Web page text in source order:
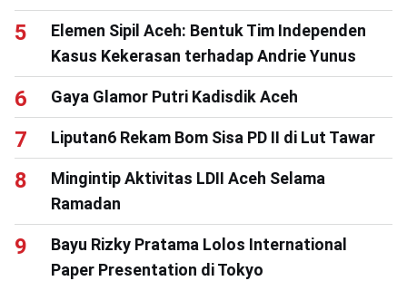
Elemen Sipil Aceh: Bentuk Tim Independen
Kasus Kekerasan terhadap Andrie Yunus
Gaya Glamor Putri Kadisdik Aceh
Liputan6 Rekam Bom Sisa PD II di Lut Tawar
Mingintip Aktivitas LDII Aceh Selama
Ramadan
Bayu Rizky Pratama Lolos International
Paper Presentation di Tokyo